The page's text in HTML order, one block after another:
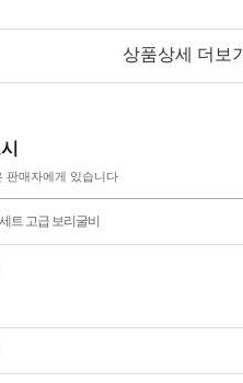
상품상세 더보기
판매자에게 있습니다
트 고급 보리굴비